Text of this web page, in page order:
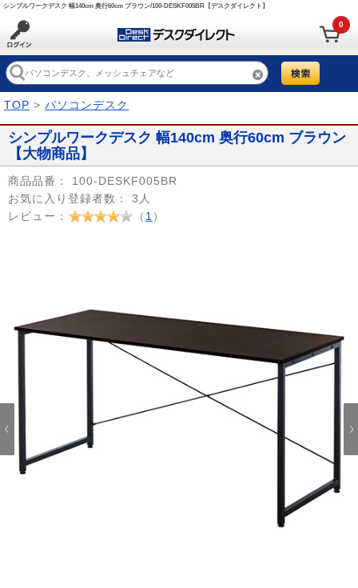
シンプルワークデスク 幅140cm 奥行60cm ブラウン/100-DESKF005BR【デスクダイレクト】
0
TOP > パソコンデスク
シンプルワークデスク 幅140cm 奥行60cm ブラウン
【大物商品】
商品品番：
100-DESKF005BR
お気に入り登録者数：
3人
レビュー：
（ 1 ）